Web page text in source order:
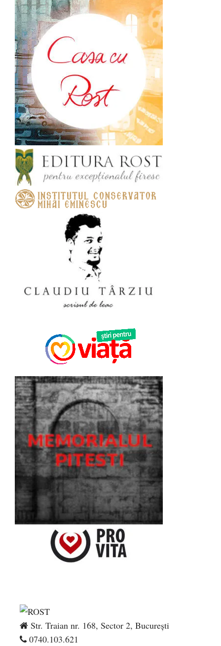
Str. Traian nr. 168, Sector 2, București
0740.103.621